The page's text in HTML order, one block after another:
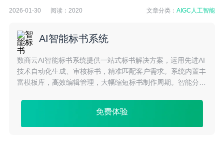
2026-01-30 阅读： 2020 文章分类：AIGC人工智能
AI智能标书系统
数商云AI智能标书系统提供一站式标书解决方案，运用先进AI
技术自动化生成、审核标书，精准匹配客户需求。系统内置丰
富模板库，高效编辑管理，大幅缩短标书制作周期。智能分析
标管理的得力助手。
免费体验